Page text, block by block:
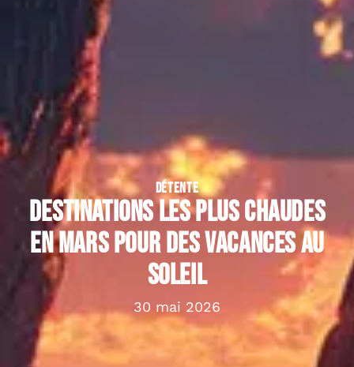
DÉTENTE
Destinations les plus chaudes
en mars pour des vacances au
soleil
30 mai 2026